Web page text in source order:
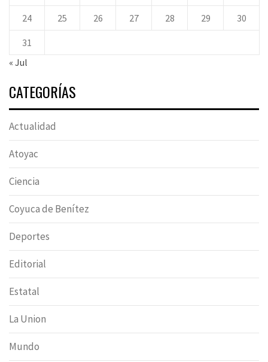
24 25 26 27 28 29 30
31
« Jul
CATEGORÍAS
Actualidad
Atoyac
Ciencia
Coyuca de Benítez
Deportes
Editorial
Estatal
La Union
Mundo